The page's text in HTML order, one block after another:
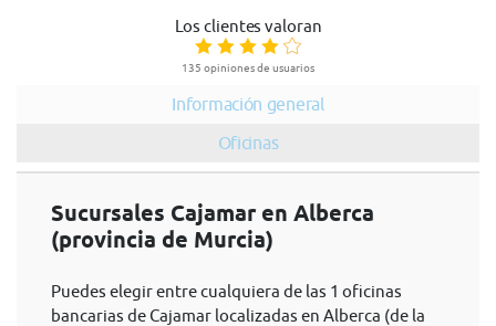
Los clientes valoran
135 opiniones de usuarios
Información general
Oficinas
Sucursales Cajamar en Alberca
(provincia de Murcia)
Puedes elegir entre cualquiera de las 1 oficinas
bancarias de Cajamar localizadas en Alberca (de la